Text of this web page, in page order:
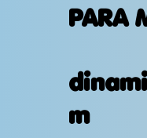
PARA
m